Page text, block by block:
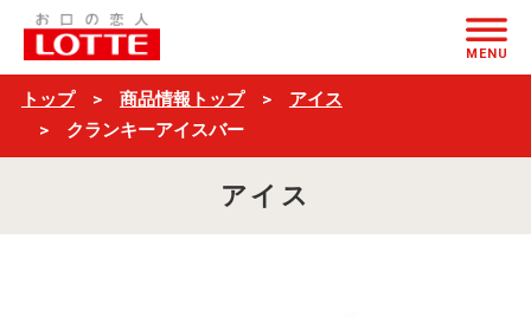
ク
ラ
ン
ー
イ
MENU
トップ 商品情報トップ
アイス
クランキーアイスバー
アイス